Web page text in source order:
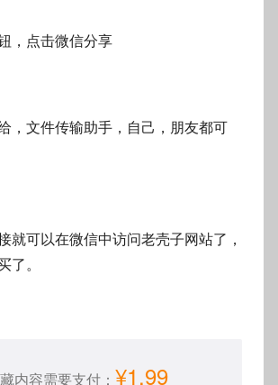
，点击微信分享
，文件传输助手，自己，朋友都可
就可以在微信中访问老壳子网站了，
了。
内容需要支付： ¥1.99